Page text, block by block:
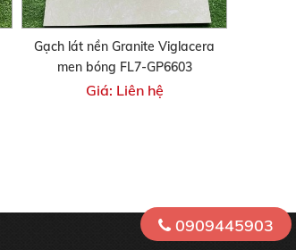
Gạch lát nền Granite Viglacera
men bóng FL7-GP6603
Giá: Liên hệ
0909445903